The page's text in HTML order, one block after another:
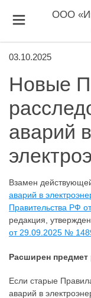
ООО
03.10.2025
Новые
аварий в
Взамен
аварий в
Правительства РФ
редакция,
от 29.09.2025 №
Расширен предмет
Если старые
аварий в